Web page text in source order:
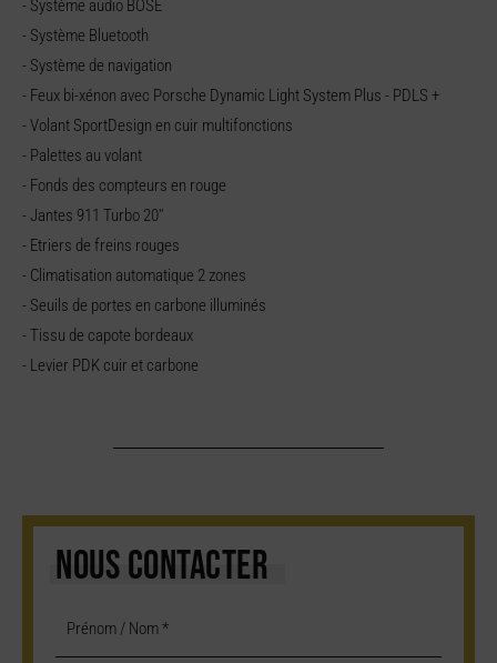
- Système audio BOSE
- Système Bluetooth
- Système de navigation
- Feux bi-xénon avec Porsche Dynamic Light System Plus - PDLS +
- Volant SportDesign en cuir multifonctions
- Palettes au volant
- Fonds des compteurs en rouge
- Jantes 911 Turbo 20''
- Etriers de freins rouges
- Climatisation automatique 2 zones
- Seuils de portes en carbone illuminés
- Tissu de capote bordeaux
- Levier PDK cuir et carbone
NOUS CONTACTER